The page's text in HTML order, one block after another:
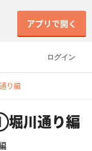
ログイン
アプリで開く
り編
堀川通り編